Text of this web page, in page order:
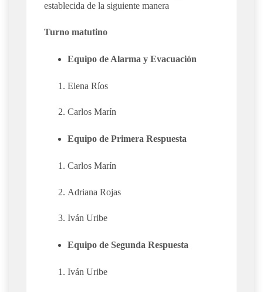
establecida de la siguiente manera
Turno matutino
Equipo de Alarma y Evacuación
Elena Ríos
Carlos Marín
Equipo de Primera Respuesta
Carlos Marín
Adriana Rojas
Iván Uribe
Equipo de Segunda Respuesta
Iván Uribe